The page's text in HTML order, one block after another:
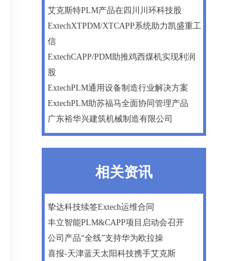
艾克斯特PLM产品在四川川环科技股
ExtechXTPDM/XTCAPP系统助力凯盛重工
信
ExtechCAPP/PDM助推鸡西煤机实现利润
股
ExtechPLM通用设备制造行业解决方案
ExtechPLM助苏福马全面协同管理产品
广东裕华兴建筑机械制造有限公司
相关资讯
挚达科技续签Extech运维合同
丰立智能PLM&CAPP项目启动会召开
公司产品“全线”支持华为欧拉操
喜报-天津蓝天太阳科技携手艾克斯